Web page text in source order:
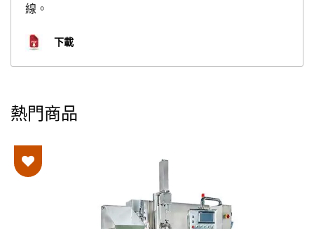
線。
下載
熱門商品